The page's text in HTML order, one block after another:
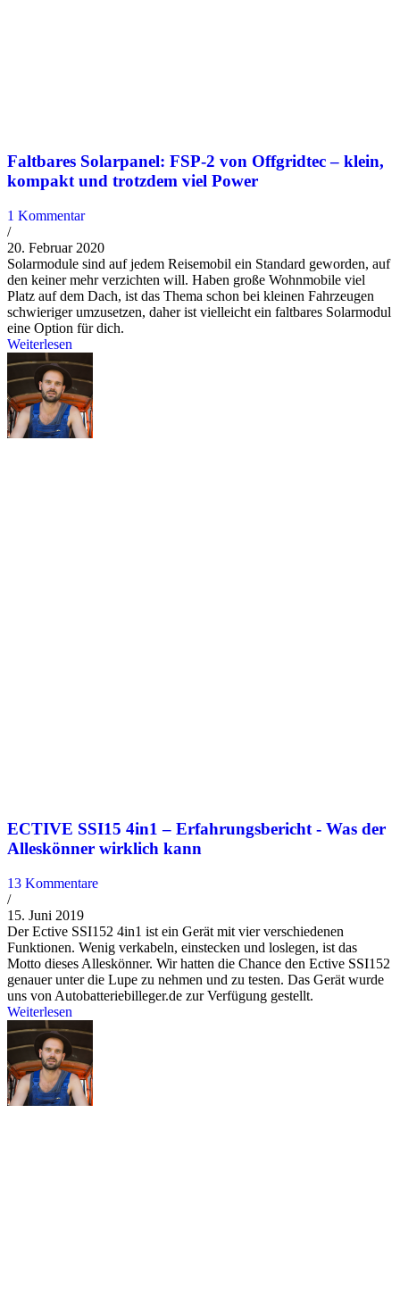
Faltbares Solarpanel: FSP-2 von Offgridtec – klein,
kompakt und trotzdem viel Power
1 Kommentar
/
20. Februar 2020
Solarmodule sind auf jedem Reisemobil ein Standard geworden, auf
den keiner mehr verzichten will. Haben große Wohnmobile viel
Platz auf dem Dach, ist das Thema schon bei kleinen Fahrzeugen
schwieriger umzusetzen, daher ist vielleicht ein faltbares Solarmodul
eine Option für dich.
Weiterlesen
ECTIVE SSI15 4in1 – Erfahrungsbericht - Was der
Alleskönner wirklich kann
13 Kommentare
/
15. Juni 2019
Der Ective SSI152 4in1 ist ein Gerät mit vier verschiedenen
Funktionen. Wenig verkabeln, einstecken und loslegen, ist das
Motto dieses Alleskönner. Wir hatten die Chance den Ective SSI152
genauer unter die Lupe zu nehmen und zu testen. Das Gerät wurde
uns von Autobatteriebilleger.de zur Verfügung gestellt.
Weiterlesen